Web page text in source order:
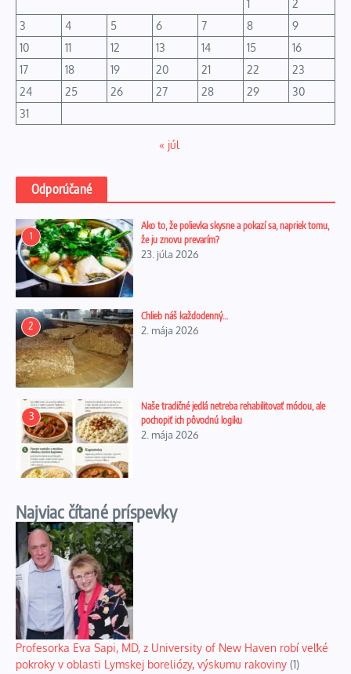
1
2
3
4 5 6 7 8
9
10
11 12 13 14 15
16
17
18 19 20 21 22
23
24
25 26 27 28 29
30
31
« júl
Odporúčané
1
Ako to, že polievka skysne a pokazí sa, napriek tomu,
že ju znovu prevarím?
23. júla 2026
2
Chlieb náš každodenný…
2. mája 2026
3
Naše tradičné jedlá netreba rehabilitovať módou, ale
pochopiť ich pôvodnú logiku
2. mája 2026
Najviac čítané príspevky
Profesorka Eva Sapi, MD, z University of New Haven robí veľké
pokroky v oblasti Lymskej boreliózy, výskumu rakoviny (1)